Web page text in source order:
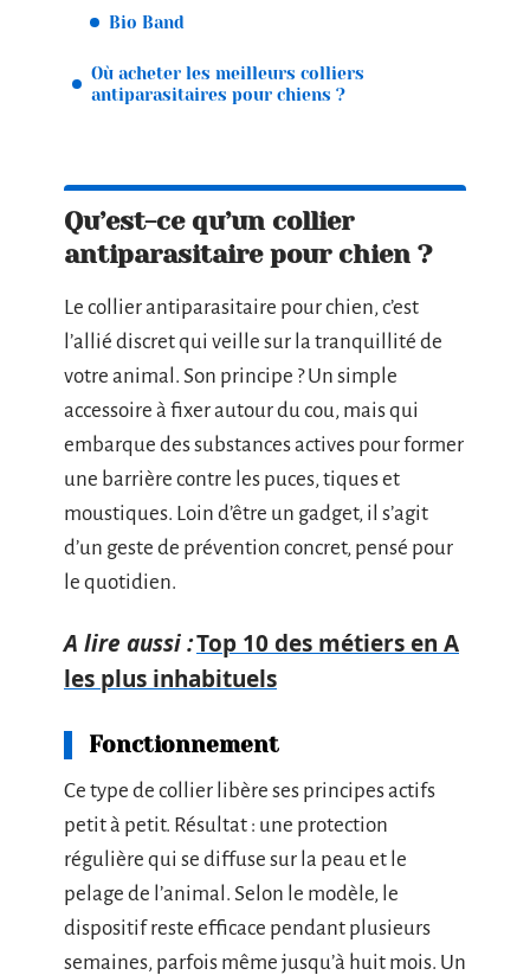
Bio Band
Où acheter les meilleurs colliers
antiparasitaires pour chiens ?
Qu’est-ce qu’un collier
antiparasitaire pour chien ?
Le collier antiparasitaire pour chien, c’est
l’allié discret qui veille sur la tranquillité de
votre animal. Son principe ? Un simple
accessoire à fixer autour du cou, mais qui
embarque des substances actives pour former
une barrière contre les puces, tiques et
moustiques. Loin d’être un gadget, il s’agit
d’un geste de prévention concret, pensé pour
le quotidien.
A lire aussi :Top 10 des métiers en A
les plus inhabituels
Fonctionnement
Ce type de collier libère ses principes actifs
petit à petit. Résultat : une protection
régulière qui se diffuse sur la peau et le
pelage de l’animal. Selon le modèle, le
dispositif reste efficace pendant plusieurs
semaines, parfois même jusqu’à huit mois. Un